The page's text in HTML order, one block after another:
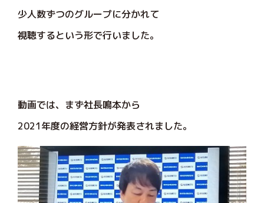
少人数ずつのグループに分かれて
視聴するという形で行いました。
動画では、まず社長鳴本から
2021年度の経営方針が発表されました。